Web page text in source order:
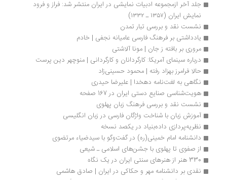
نمایش ایران (۱۳۵۷ ـ ۱۳۳۲)
نشست نقد و بررسی تبار تمدن
یادداشتی بر فرهنگ فارسی عامیانه نجفی | خادم
مروری بر بافته ز جان | مونا آلاشتی
درباره سینمای آمریکا: کارگردانان و کارگردانی | منوچهر دین پرست
حالا فرامرز بهزاد رفته | محمود حسینی‌زاد
نگاهی به لغت‌نامه دهخدا | علیرضا حیدری
هویت‌شناسی صنایع دستی ایران در 167 صفحه
نشست نقد و بررسی فرهنگ زبان پهلوی
آموزش زبان با شناخت واژگان فارسی در زبان انگلیسی
نظریه‌پردازی‌ داده‌بنیاد در یکصد نسخه
دانشنامه امام خمینی(ره) در گفت‌وگو با سیدضیاء مرتضوی
از صفوی تا پهلوی با جشن‌های اسلامی ـ شیعی
330 هنر از هنرهای سنتی ایران در یک نگاه
نقدی بر دانشنامه مهر و حکاکی در ایران | صادق هاشمی
مروری بر گل و گیاه در هزار سال شعر فارسی | یاور یگانه